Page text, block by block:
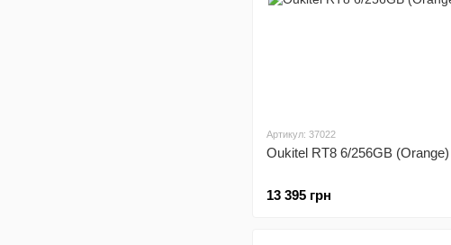
Артикул: 37022
Oukitel RT8 6/256GB (Orange)
13 395 грн